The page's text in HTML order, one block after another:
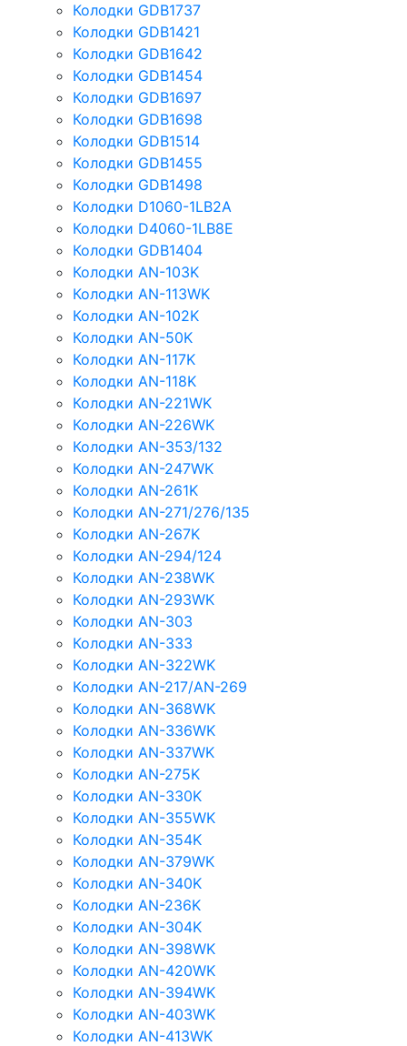
Колодки GDB1737
Колодки GDB1421
Колодки GDB1642
Колодки GDB1454
Колодки GDB1697
Колодки GDB1698
Колодки GDB1514
Колодки GDB1455
Колодки GDB1498
Колодки D1060-1LB2A
Колодки D4060-1LB8E
Колодки GDB1404
Колодки AN-103K
Колодки AN-113WK
Колодки AN-102K
Колодки AN-50K
Колодки AN-117K
Колодки AN-118K
Колодки AN-221WK
Колодки AN-226WK
Колодки AN-353/132
Колодки AN-247WK
Колодки AN-261K
Колодки AN-271/276/135
Колодки AN-267K
Колодки AN-294/124
Колодки AN-238WK
Колодки AN-293WK
Колодки AN-303
Колодки AN-333
Колодки AN-322WK
Колодки AN-217/AN-269
Колодки AN-368WK
Колодки AN-336WK
Колодки AN-337WK
Колодки AN-275K
Колодки AN-330K
Колодки AN-355WK
Колодки AN-354K
Колодки AN-379WK
Колодки AN-340K
Колодки AN-236K
Колодки AN-304K
Колодки AN-398WK
Колодки AN-420WK
Колодки AN-394WK
Колодки AN-403WK
Колодки AN-413WK